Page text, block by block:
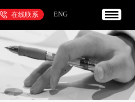
在线联系 ENG